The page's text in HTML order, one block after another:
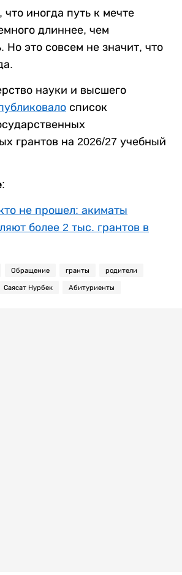
что иногда путь к мечте
длиннее, чем
Но это совсем не значит, что
науки и высшего
список
грантов на 2026/27 учебный
не прошел: акиматы
более 2 тыс. грантов в
Обращение гранты родители
Саясат Нурбек Абитуриенты